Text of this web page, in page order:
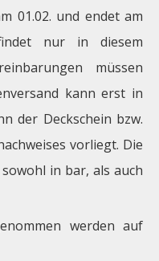
01.02. und endet am
nur in diesem
müssen
kann erst in
der Deckschein bzw.
vorliegt. Die
in bar, als auch
werden auf